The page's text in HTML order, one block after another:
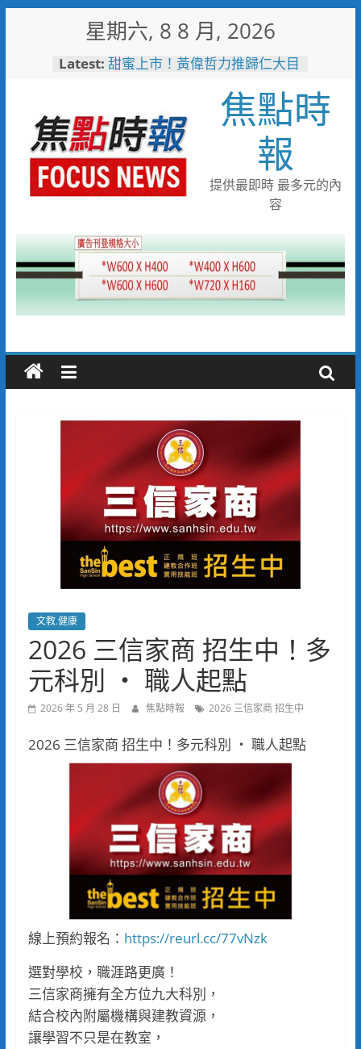
星期六, 8 8 月, 2026
Latest: 甜蜜上市！黃偉哲力推歸仁大目
臺鐵高雄機廠變身全台最大免費
樂園 陳其邁:保存百年產業記
憶！
「火車醫院」變身親子天堂！高
雄親子遊樂園開幕首日人潮爆棚
「高雄親子樂園」爆紅！全臺最
大免費園區首日吸三萬人朝聖
起於無心成於熱愛 王貴嬋現代
水墨個展
焦點時
報
提供最即時 最多元的內
容
文教.健康
2026 三信家商 招生中！多
元科別 ‧ 職人起點
2026 年 5 月 28 日 焦點時報 2026 三信家商 招生中
2026 三信家商 招生中！多元科別 ‧ 職人起點
線上預約報名： https://reurl.cc/77vNzk
選對學校，職涯路更廣！
三信家商擁有全方位九大科別，
結合校內附屬機構與建教資源，
讓學習不只是在教室，